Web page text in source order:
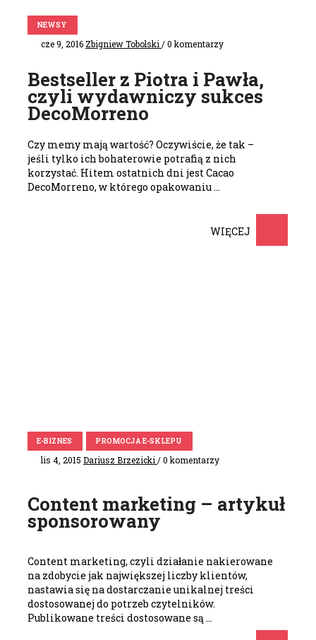
NEWSY
cze 9, 2016 Zbigniew Tobolski / 0 komentarzy
Bestseller z Piotra i Pawła,
czyli wydawniczy sukces
DecoMorreno
Czy memy mają wartość? Oczywiście, że tak –
jeśli tylko ich bohaterowie potrafią z nich
korzystać. Hitem ostatnich dni jest Cacao
DecoMorreno, w którego opakowaniu …
WIĘCEJ
E-BIZNES PROMOCJA E-SKLEPU
lis 4, 2015 Dariusz Brzezicki/ 0 komentarzy
Content marketing – artykuł
sponsorowany
Content marketing, czyli działanie nakierowane
na zdobycie jak największej liczby klientów,
nastawia się na dostarczanie unikalnej treści
dostosowanej do potrzeb czytelników.
Publikowane treści dostosowane są …